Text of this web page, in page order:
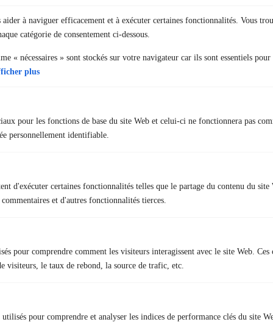
à naviguer efficacement et à exécuter certaines fonctionnalités. Vous
catégorie de consentement ci-dessous.
« nécessaires » sont stockés sur votre navigateur car ils sont essentiels
plus
pour les fonctions de base du site Web et celui-ci ne fonctionnera pas
personnellement identifiable.
d'exécuter certaines fonctionnalités telles que le partage du contenu du site
et d'autres fonctionnalités tierces.
pour comprendre comment les visiteurs interagissent avec le site Web.
visiteurs, le taux de rebond, la source de trafic, etc.
pour comprendre et analyser les indices de performance clés du site
CACES
Non Classé
Prévention Des Risques Professionnels